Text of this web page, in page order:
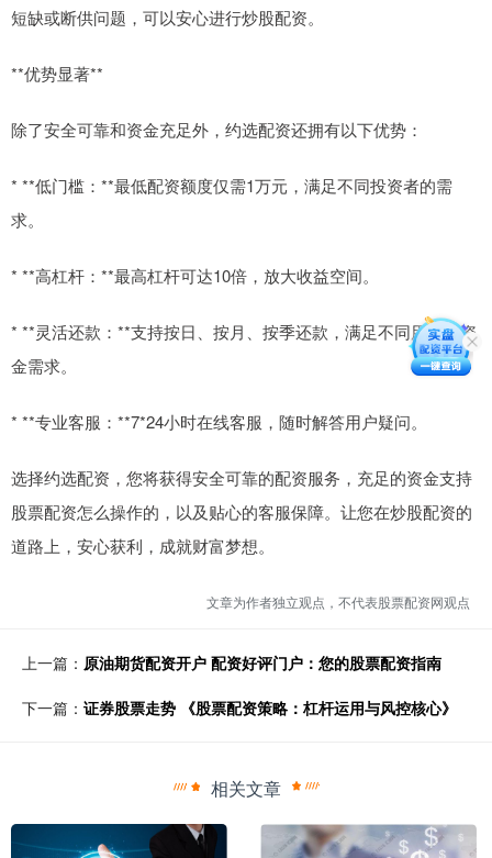
短缺或断供问题，可以安心进行炒股配资。
**优势显著**
除了安全可靠和资金充足外，约选配资还拥有以下优势：
* **低门槛：**最低配资额度仅需1万元，满足不同投资者的需
求。
* **高杠杆：**最高杠杆可达10倍，放大收益空间。
* **灵活还款：**支持按日、按月、按季还款，满足不同用户的资
金需求。
* **专业客服：**7*24小时在线客服，随时解答用户疑问。
选择约选配资，您将获得安全可靠的配资服务，充足的资金支持
股票配资怎么操作的，以及贴心的客服保障。让您在炒股配资的
道路上，安心获利，成就财富梦想。
文章为作者独立观点，不代表股票配资网观点
上一篇： 原油期货配资开户 配资好评门户：您的股票配资指南
下一篇： 证券股票走势 《股票配资策略：杠杆运用与风控核心》
相关文章